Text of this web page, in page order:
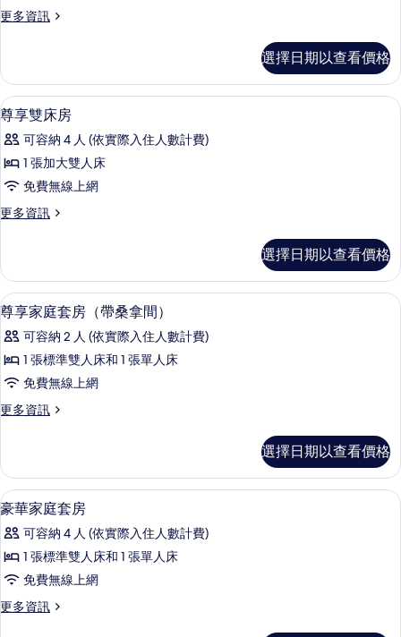
床
的
所
有
相
片
更多資訊
更
雙
床
房
的
詳
情
選擇日期以查看價格
顯
示
尊
享
床
的
所
有
相
片
6
尊享雙床房
可容納 4 人 (依實際入住人數計費)
1 張加大雙人床
免費無線上網
更多資訊
更
雙
床
房
的
詳
情
選擇日期以查看價格
顯
示
尊
享
庭
房
（帶
桑
拿
間）
的
所
22
尊享家庭套房（帶桑拿間）
可容納 2 人 (依實際入住人數計費)
1 張標準雙人床和 1 張單人床
免費無線上網
更多資訊
更
家
庭
套
（帶
桑
間）
的
詳
選擇日期以查看價格
顯
示
豪
華
庭
20
豪華家庭套房
可容納 4 人 (依實際入住人數計費)
1 張標準雙人床和 1 張單人床
免費無線上網
更多資訊
更